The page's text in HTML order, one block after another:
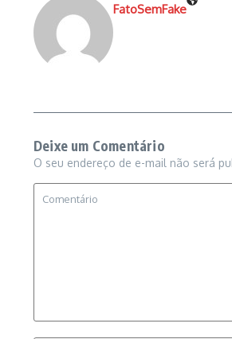
FatoSemFake
Deixe um Comentário
O seu endereço de e-mail não será